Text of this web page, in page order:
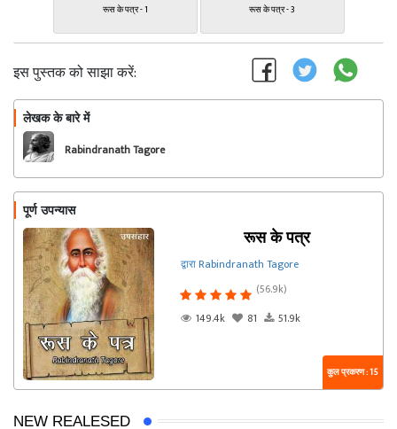
रूस के पत्र - 1 रूस के पत्र - 3
इस पुस्तक को साझा करें:
लेखक के बारे में
Rabindranath Tagore
पूर्ण उपन्यास
रूस के पत्र
द्वारा Rabindranath Tagore
(56.9k)
149.4k
81 51.9k
कुल प्रकरण : 15
NEW REALESED